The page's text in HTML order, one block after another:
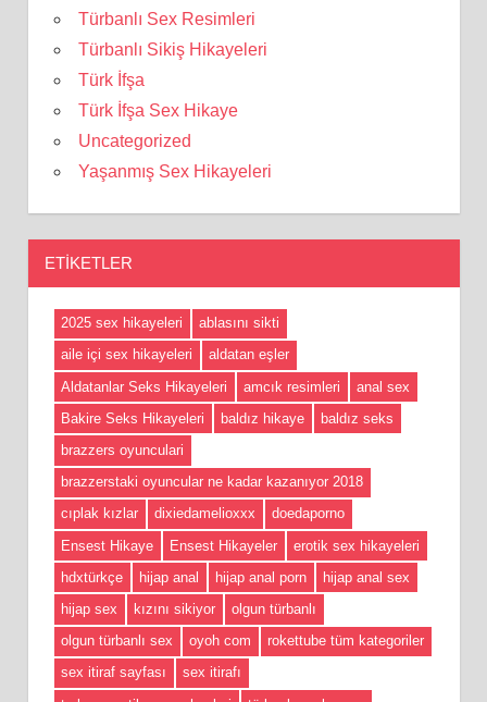
Türbanlı Sex Resimleri
Türbanlı Sikiş Hikayeleri
Türk İfşa
Türk İfşa Sex Hikaye
Uncategorized
Yaşanmış Sex Hikayeleri
ETIKETLER
2025 sex hikayeleri
ablasını sikti
aile içi sex hikayeleri
aldatan eşler
Aldatanlar Seks Hikayeleri
amcık resimleri
anal sex
Bakire Seks Hikayeleri
baldız hikaye
baldız seks
brazzers oyunculari
brazzerstaki oyuncular ne kadar kazanıyor 2018
cıplak kızlar
dixiedamelioxxx
doedaporno
Ensest Hikaye
Ensest Hikayeler
erotik sex hikayeleri
hdxtürkçe
hijap anal hijap anal porn
hijap anal sex
hijap sex
kızını sikiyor
olgun türbanlı
olgun türbanlı sex
oyoh com
rokettube tüm kategoriler
sex itiraf sayfası
sex itirafı